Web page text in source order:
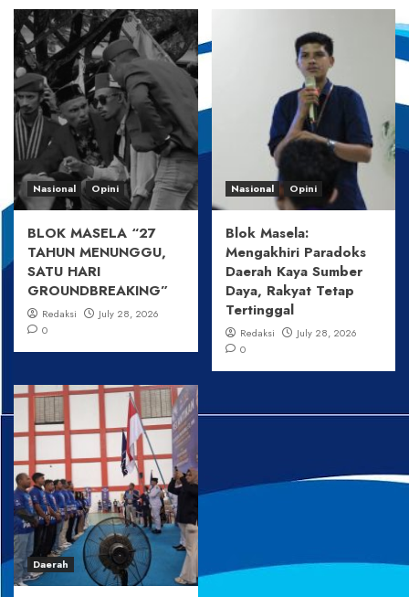
Nasional Opini
BLOK MASELA “27
TAHUN MENUNGGU,
SATU HARI
GROUNDBREAKING”
Redaksi
July 28, 2026
0
Nasional Opini
Blok Masela:
Mengakhiri Paradoks
Daerah Kaya Sumber
Daya, Rakyat Tetap
Tertinggal
Redaksi
July 28, 2026
0
Daerah